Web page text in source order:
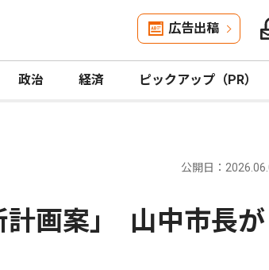
広告出稿
政治 経済 ピックアップ（PR）
公開日：
計画案｣ 山中市長が